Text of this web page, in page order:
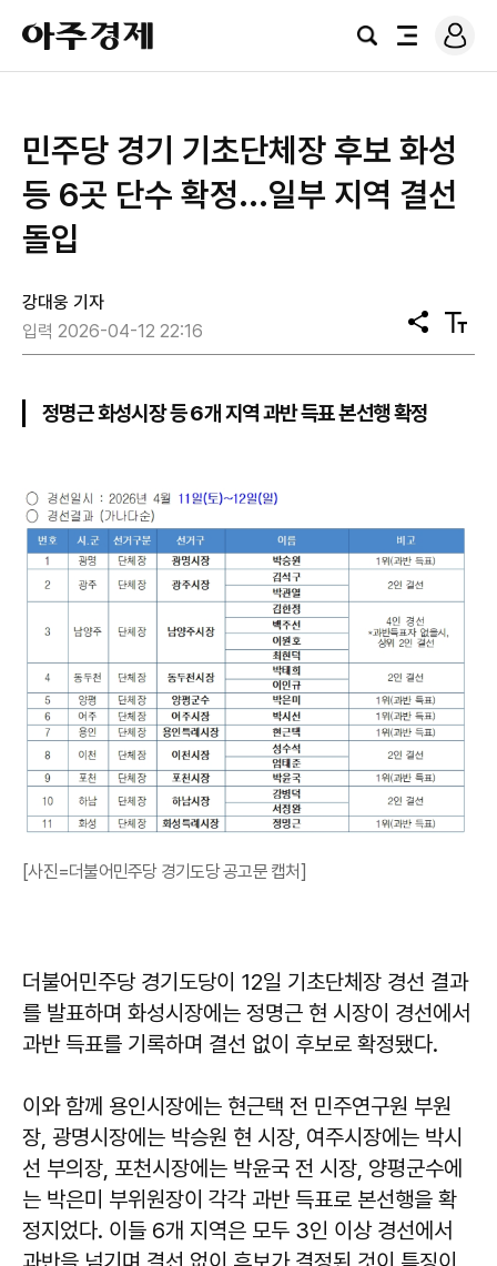
아
주
경
검
전
로
그
민주당 경기 기초단체장 후보 화성
등 6곳 단수 확정...일부 지역 결선
돌입
강대웅 기자
입력 2026-04-12 22:16
공
유
텍
스
정명근 화성시장 등 6개 지역 과반 득표 본선행 확정
[사진=더불어민주당 경기도당 공고문 캡처]
더불어민주당 경기도당이 12일 기초단체장 경선 결과
를 발표하며 화성시장에는 정명근 현 시장이 경선에서
과반 득표를 기록하며 결선 없이 후보로 확정됐다.
이와 함께 용인시장에는 현근택 전 민주연구원 부원
장, 광명시장에는 박승원 현 시장, 여주시장에는 박시
선 부의장, 포천시장에는 박윤국 전 시장, 양평군수에
는 박은미 부위원장이 각각 과반 득표로 본선행을 확
정지었다. 이들 6개 지역은 모두 3인 이상 경선에서